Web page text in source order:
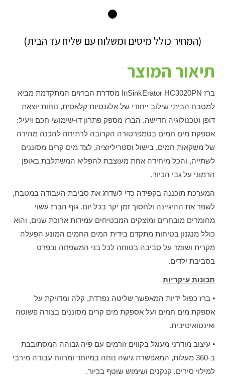
(המחיר כולל מיסים ומשלוח עם שליח עד הבית)
תיאור המוצר
ברז InSinkErator HC3020PN מסדרת הברזים המתקדמת מביא
למטבח הביתי שילוב ייחודי של אלגנטיות קלאסית, נוחות יוצאת
דופן וטכנולוגיה חדישה. הברז מספק פתרון דו-שימושי חכם ויעיל:
אספקת מים חמים בטמפרטורה הקרובה לרתיחה להכנה מהירה
של משקאות חמים, בישול וסטריליזציה, לצד מים קרים מסוננים
לשתייה, והכל מיחידה אחת מעוצבת להפליא המשתלבת באופן
הרמוני על גבי הכיור.
המערכת תוכננה בקפידה כדי לשדרג את סביבת העבודה במטבח,
לשפר את ההיגיינה ולחסוך זמן יקר בכל יום. גוף הברז עשוי
מחומרים מובחרים ומוצקים המבטיחים עמידות ארוכת שנים, והוא
כולל מנגנון בטיחות מתקדם בידית המים החמים המונע הפעלה
מקרית ושומר על סביבה בטוחה לכל בני המשפחה ובפרט
בסביבת ילדים.
תכונות עיקריות
• ברז כפול ידיות המאפשר שליטה נפרדת, קלה ומדויקת על
אספקת מים חמים ועל אספקת מים קרים מסוננים בצורה פשוטה
ואינטואיטיבית.
• עיצוב מודרני מעוגל בקווים זורמים עם פיה גבוהה המסתובבת
ב-360 מעלות, המאפשרת גישה נוחה במיוחד ומרווח עבודה מירבי
למילוי סירים, קנקנים ושימוש שוטף בכיור.